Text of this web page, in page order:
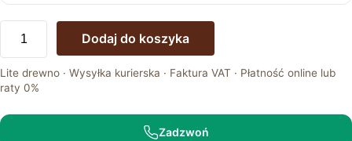
Stolik
Dębowy
z
Podnoszonym
Blatem
Dodaj do koszyka
Lite drewno · Wysyłka kurierska · Faktura VAT · Płatność online lub
raty 0%
Zadzwoń